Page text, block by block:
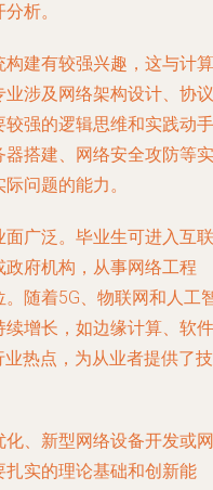
析。
建有较强兴趣，这与计算
涉及网络架构设计、协议
强的逻辑思维和实践动手
搭建、网络安全攻防等实
问题的能力。
广泛。毕业生可进入互联
府机构，从事网络工程
随着5G、物联网和人工
增长，如边缘计算、软件
热点，为从业者提供了技
、新型网络设备开发或网
实的理论基础和创新能